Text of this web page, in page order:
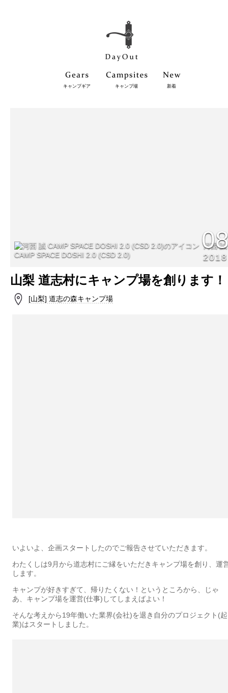
キャンプギア キャンプ場 新着
河西 誠
CAMP SPACE DOSHI 2.0 (CSD 2.0)
2018
山梨 道志村にキャンプ場を創ります！
[山梨] 道志の森キャンプ場
いよいよ、企画スタートしたのでご報告させていただきます。
わたくしは9月から道志村にご縁をいただきキャンプ場を創り、運
します。
キャンプが好きすぎて、帰りたくない！というところから、じゃ
あ、キャンプ場を運営(仕事)してしまえばよい！
そんな考えから19年働いた業界(会社)を退き自分のプロジェクト(起
業)はスタートしました。